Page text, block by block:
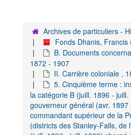
Archives de particuliers -
Fonds Dhanis, Francis
B. Documents
1872 - 1907
II. Carrière coloniale ,
5. Cinquième terme :
la catégorie B (juill. 1896 -
gouverneur général (avr. 1897
commandant supérieur de la
(districts des Stanley-Falls, de